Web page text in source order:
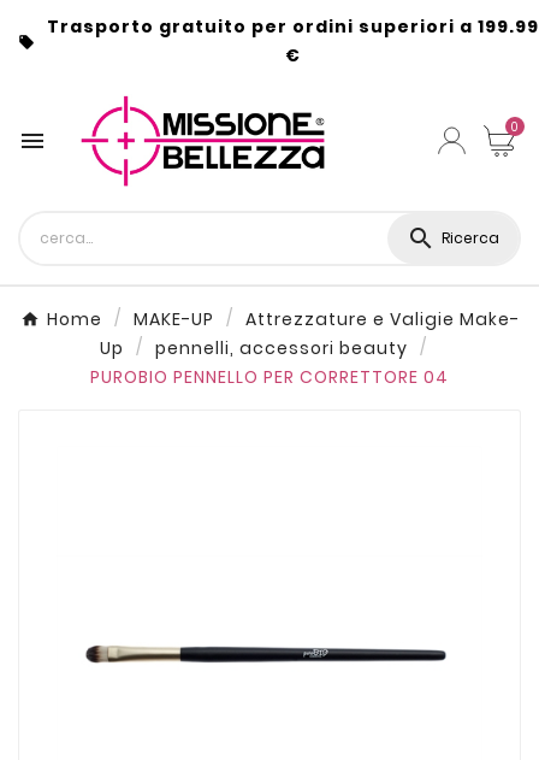

Trasporto gratuito per ordini superiori a 199.99
€
 0
 Ricerca
Home MAKE-UP
Attrezzature e Valigie Make-
Up
pennelli, accessori beauty
PUROBIO PENNELLO PER CORRETTORE 04